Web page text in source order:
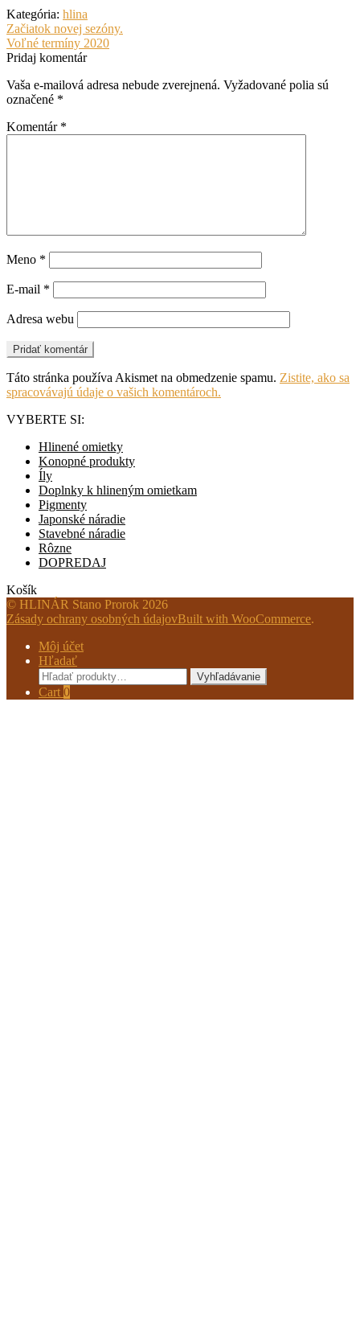
Kategória: hlina
Navigácia
v
článku
Predchádzajúci
článok:
Začiatok novej sezóny.
Nasledujúci
článok:
Voľné termíny 2020
Pridaj komentár
Vaša e-mailová adresa nebude zverejnená. Vyžadované polia sú
označené *
Komentár *
Meno *
E-mail *
Adresa webu
Táto stránka používa Akismet na obmedzenie spamu. Zistite, ako sa
spracovávajú údaje o vašich komentároch.
VYBERTE SI:
Hlinené omietky
Konopné produkty
Íly
Doplnky k hlineným omietkam
Pigmenty
Japonské náradie
Stavebné náradie
Rôzne
DOPREDAJ
Košík
© HLINÁR Stano Prorok 2026
Zásady ochrany osobných údajovBuilt with WooCommerce.
Môj účet
Hľadať
Hľadať:
Vyhľadávanie
Cart 0